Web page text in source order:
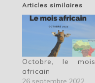
Articles similaires
Octobre, le mois
africain
26 septembre 2022